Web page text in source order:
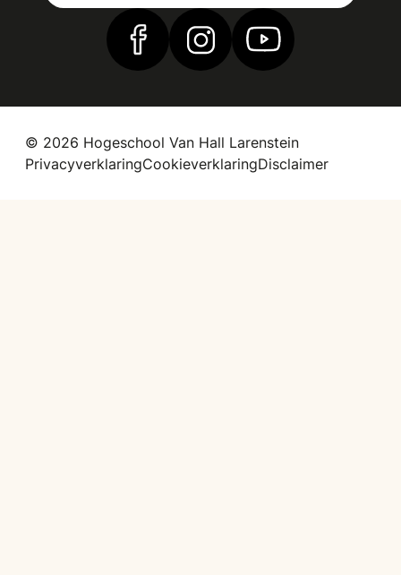
Vind ons op Facebook
Vind ons op Instagram
Vind ons op
© 2026 Hogeschool Van Hall Larenstein
PrivacyverklaringCookieverklaringDisclaimer